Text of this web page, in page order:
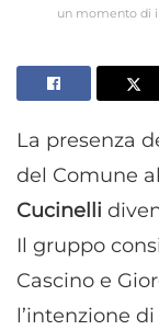
un momento di
La presenza
del Comune
Cucinelli
Il gruppo
Cascino e
l’intenzione